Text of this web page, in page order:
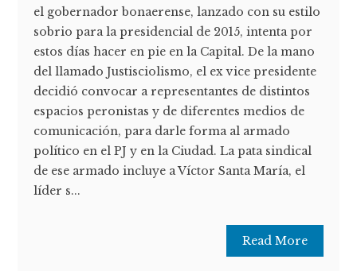
el gobernador bonaerense, lanzado con su estilo
sobrio para la presidencial de 2015, intenta por
estos días hacer en pie en la Capital. De la mano
del llamado Justisciolismo, el ex vice presidente
decidió convocar a representantes de distintos
espacios peronistas y de diferentes medios de
comunicación, para darle forma al armado
político en el PJ y en la Ciudad. La pata sindical
de ese armado incluye a Víctor Santa María, el
líder s...
Read More